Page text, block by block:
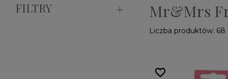
FILTRY Mr&Mrs
Liczba produktów: 68
favorite_border
favorite_border